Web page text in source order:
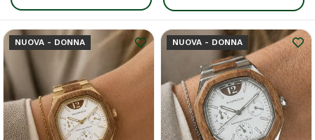
NUOVA - DONNA NUOVA - DONNA